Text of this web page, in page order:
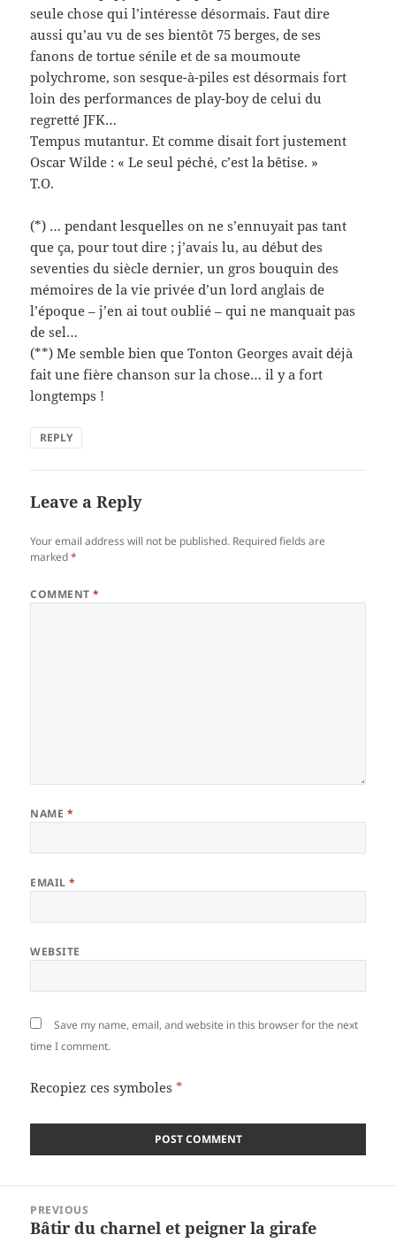
seule chose qui l’intéresse désormais. Faut dire
aussi qu’au vu de ses bientôt 75 berges, de ses
fanons de tortue sénile et de sa moumoute
polychrome, son sesque-à-piles est désormais fort
loin des performances de play-boy de celui du
regretté JFK…
Tempus mutantur. Et comme disait fort justement
Oscar Wilde : « Le seul péché, c’est la bêtise. »
T.O.
(*) … pendant lesquelles on ne s’ennuyait pas tant
que ça, pour tout dire ; j’avais lu, au début des
seventies du siècle dernier, un gros bouquin des
mémoires de la vie privée d’un lord anglais de
l’époque – j’en ai tout oublié – qui ne manquait pas
de sel…
(**) Me semble bien que Tonton Georges avait déjà
fait une fière chanson sur la chose… il y a fort
longtemps !
REPLY
Leave a Reply
Your email address will not be published. Required fields are
marked*
COMMENT*
NAME *
EMAIL*
WEBSITE
Save my name, email, and website in this browser for the next
time I comment.
Recopiez ces symboles *
navigation
PREVIOUS
Previous
Bâtir du charnel et peigner la girafe